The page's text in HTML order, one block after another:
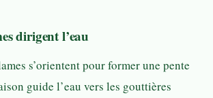
dirigent l’eau
s’orientent pour former une pente
guide l’eau vers les gouttières